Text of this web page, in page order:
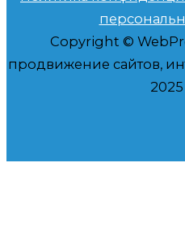
Copyright ©
продвижение сайтов,